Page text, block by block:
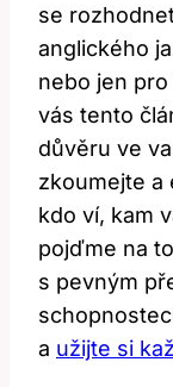
se
anglického
nebo jen
vás tento
důvěru ve
zkoumejte a
kdo ví, kam
pojďme na
s pevným
a užijte si